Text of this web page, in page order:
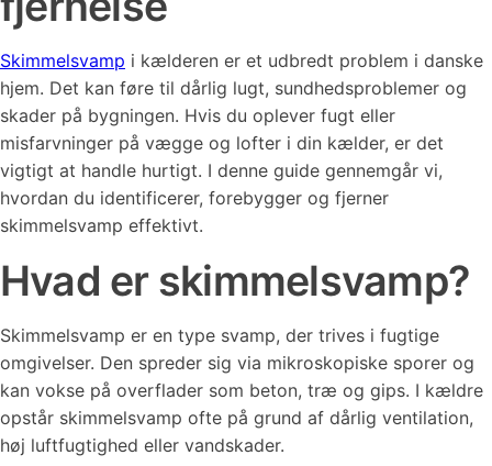
Skimmelsvamp i kælderen er et udbredt problem i danske
hjem. Det kan føre til dårlig lugt, sundhedsproblemer og
skader på bygningen. Hvis du oplever fugt eller
misfarvninger på vægge og lofter i din kælder, er det
vigtigt at handle hurtigt. I denne guide gennemgår vi,
hvordan du identificerer, forebygger og fjerner
skimmelsvamp effektivt.
Hvad er skimmelsvamp?
Skimmelsvamp er en type svamp, der trives i fugtige
omgivelser. Den spreder sig via mikroskopiske sporer og
kan vokse på overflader som beton, træ og gips. I kældre
opstår skimmelsvamp ofte på grund af dårlig ventilation,
høj luftfugtighed eller vandskader.